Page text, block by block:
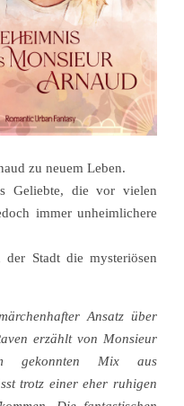
zu neuem Leben.
Geliebte, die vor vielen
immer unheimlichere
Stadt die mysteriösen
Ansatz über
erzählt von Monsieur
gekonnten Mix aus
trotz einer eher ruhigen